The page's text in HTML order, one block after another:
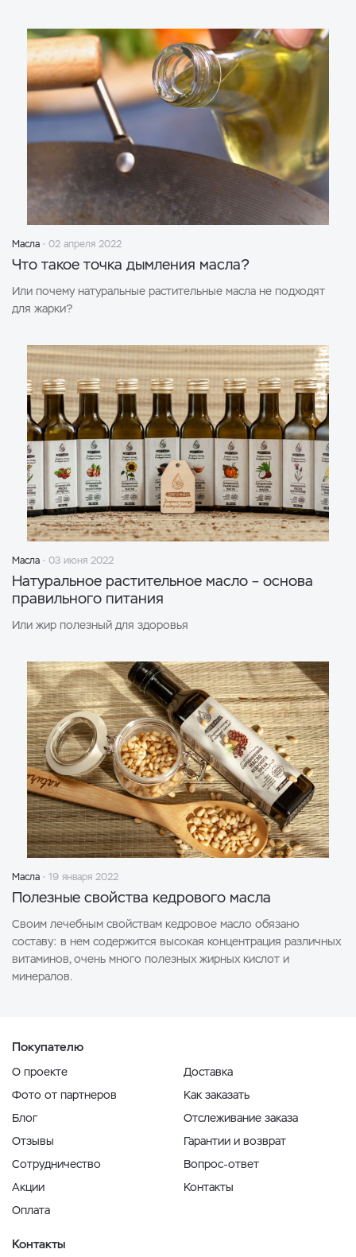
Масла 02 апреля 2022
Что такое точка дымления масла?
Или почему натуральные растительные масла не подходят
для жарки?
Масла 03 июня 2022
Натуральное растительное масло – основа
правильного питания
Или жир полезный для здоровья
Масла 19 января 2022
Полезные свойства кедрового масла
Своим лечебным свойствам кедровое масло обязано
составу: в нем содержится высокая концентрация различных
витаминов, очень много полезных жирных кислот и
минералов.
Покупателю
О проекте
Фото от партнеров
Блог
Отзывы
Сотрудничество
Акции
Оплата
Доставка
Как заказать
Отслеживание заказа
Гарантии и возврат
Вопрос-ответ
Контакты
Контакты